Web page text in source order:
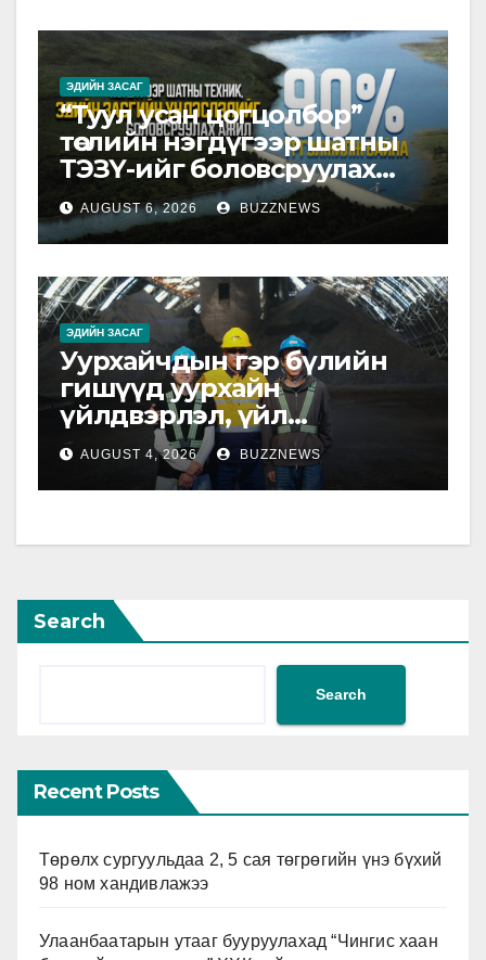
ЭДИЙН ЗАСАГ
“Туул усан цогцолбор”
төслийн нэгдүгээр шатны
ТЭЗҮ-ийг боловсруулах
ажил 90 хувийн
гүйцэтгэлтэй байна
AUGUST 6, 2026 BUZZNEWS
ЭДИЙН ЗАСАГ
Уурхайчдын гэр бүлийн
гишүүд уурхайн
үйлдвэрлэл, үйл
ажиллагаатай танилцлаа
AUGUST 4, 2026 BUZZNEWS
Search
Search
Recent Posts
Төрөлх сургуульдаа 2, 5 сая төгрөгийн үнэ бүхий
98 ном хандивлажээ
Улаанбаатарын утааг бууруулахад “Чингис хаан